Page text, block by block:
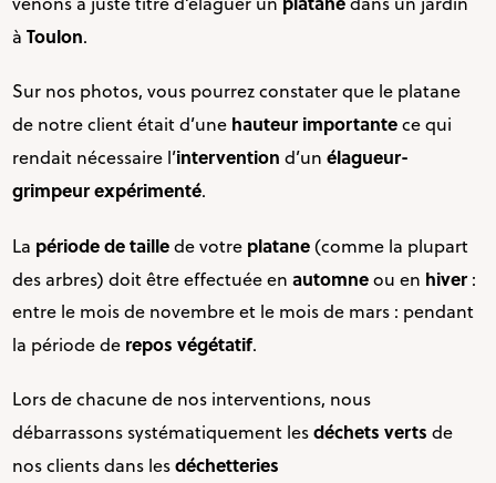
àToulon.
Sur nos photos, vous pourrez constater que le platane
de notre client était d’une hauteur importantece qui
rendait nécessaire l’intervention d’unélagueur-
grimpeur expérimenté.
La période de taillede votre platane(comme la plupart
des arbres) doit être effectuée enautomneou en hiver:
entre le mois de novembre et le mois de mars : pendant
la période de repos végétatif.
Lors de chacune de nos interventions, nous
débarrassons systématiquement lesdéchets verts de
nos clients dans lesdéchetteries